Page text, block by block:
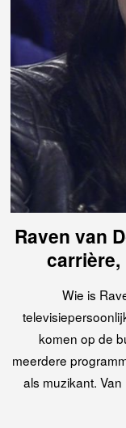
Raven van
Wie is
komen op de
meerdere
als muzikant.